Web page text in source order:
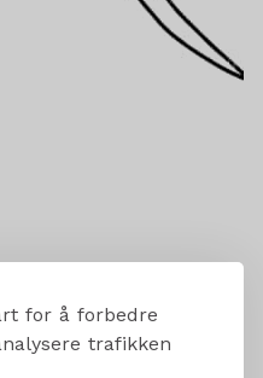
for å forbedre
trafikken